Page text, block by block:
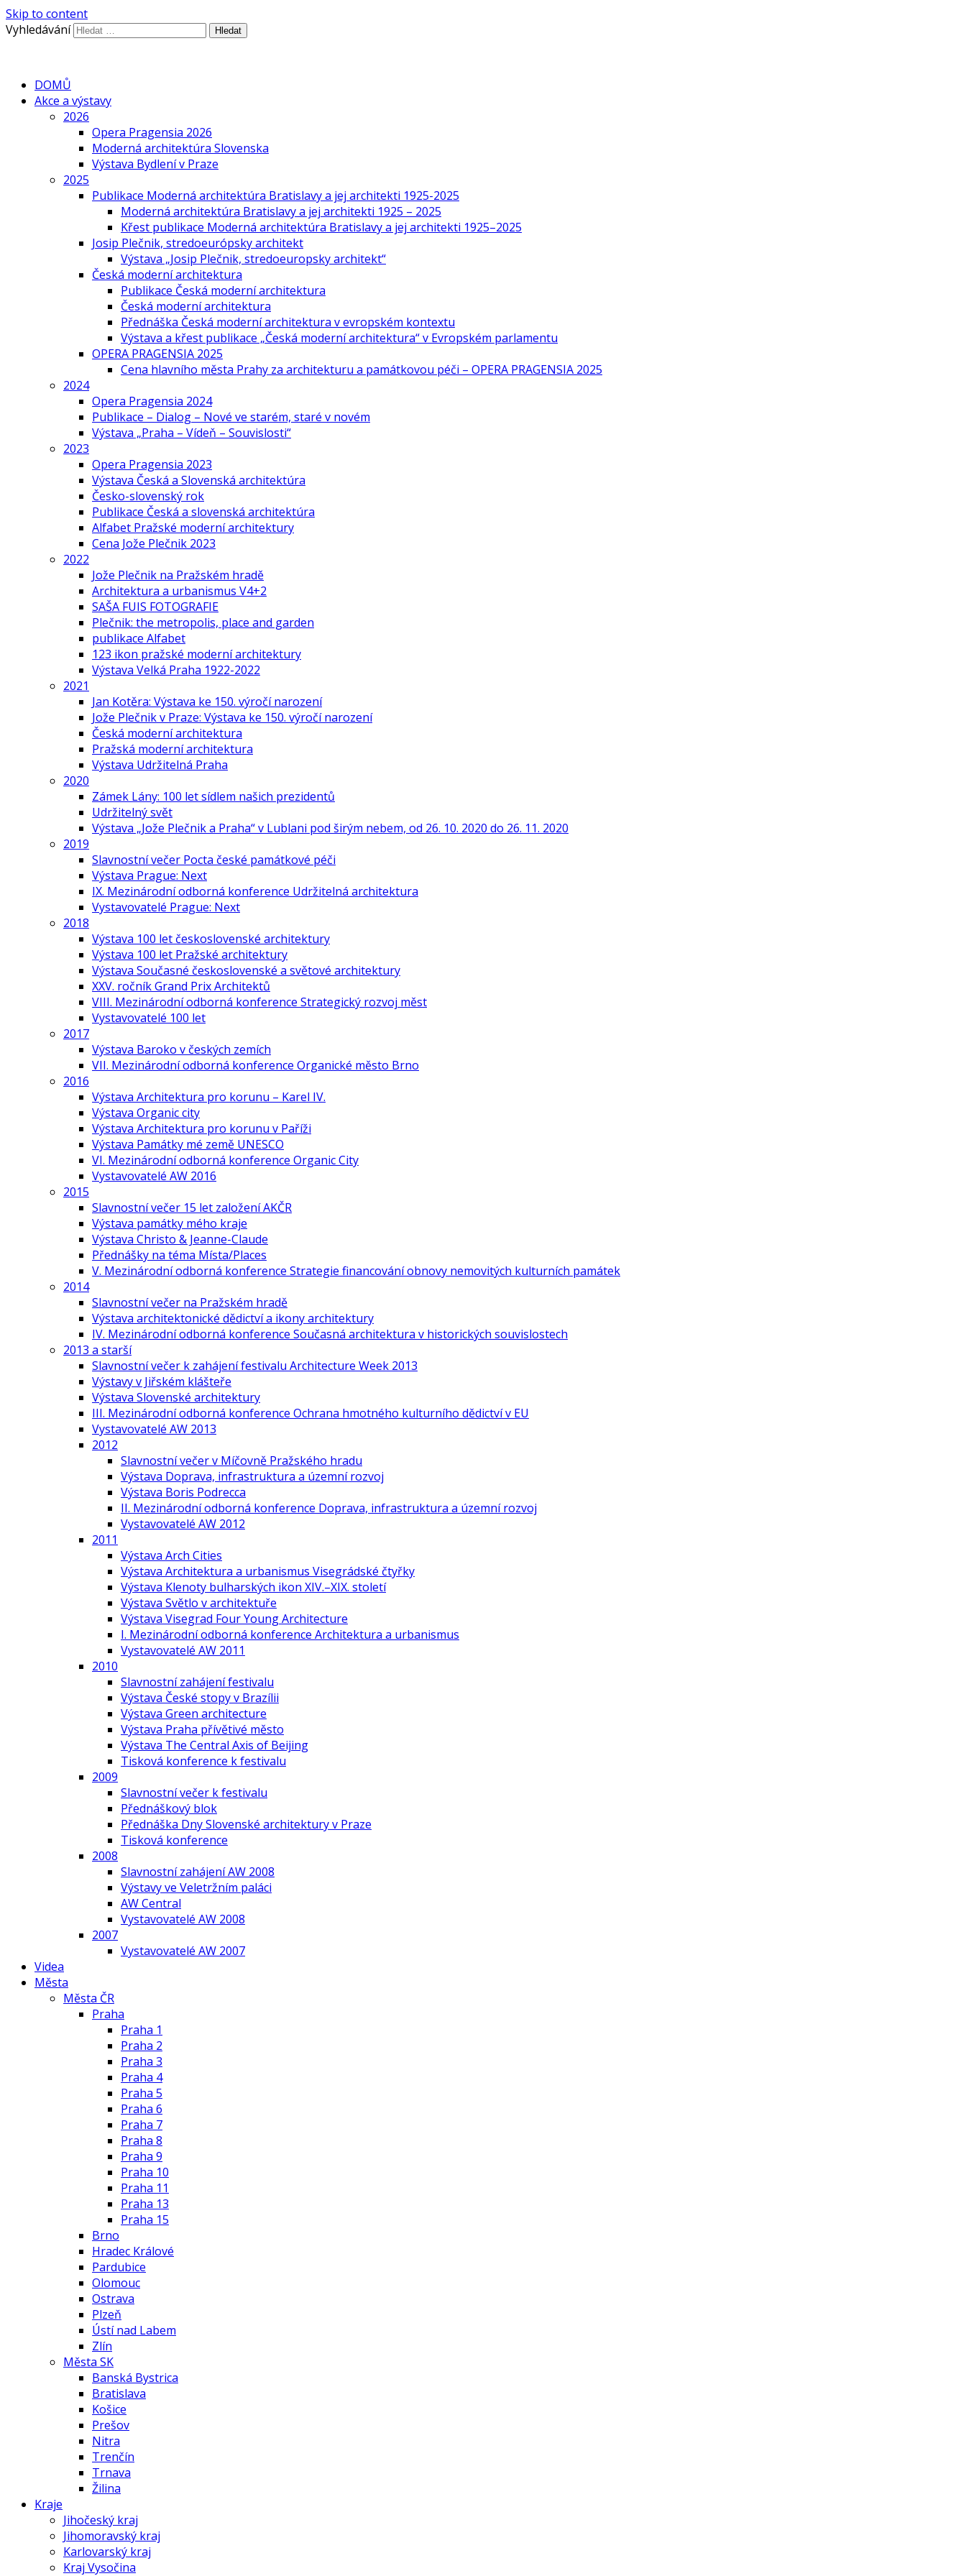
Skip to content
Vyhledávání
DOMŮ
Akce a výstavy
2026
Opera Pragensia 2026
Moderná architektúra Slovenska
Výstava Bydlení v Praze
2025
Publikace Moderná architektúra Bratislavy a jej architekti 1925-2025
Moderná architektúra Bratislavy a jej architekti 1925 – 2025
Křest publikace Moderná architektúra Bratislavy a jej architekti 1925–2025
Josip Plečnik, stredoeurópsky architekt
Výstava „Josip Plečnik, stredoeuropsky architekt“
Česká moderní architektura
Publikace Česká moderní architektura
Česká moderní architektura
Přednáška Česká moderní architektura v evropském kontextu
Výstava a křest publikace „Česká moderní architektura“ v Evropském parlamentu
OPERA PRAGENSIA 2025
Cena hlavního města Prahy za architekturu a památkovou péči – OPERA PRAGENSIA 2025
2024
Opera Pragensia 2024
Publikace – Dialog – Nové ve starém, staré v novém
Výstava „Praha – Vídeň – Souvislosti“
2023
Opera Pragensia 2023
Výstava Česká a Slovenská architektúra
Česko-slovenský rok
Publikace Česká a slovenská architektúra
Alfabet Pražské moderní architektury
Cena Jože Plečnik 2023
2022
Jože Plečnik na Pražském hradě
Architektura a urbanismus V4+2
SAŠA FUIS FOTOGRAFIE
Plečnik: the metropolis, place and garden
publikace Alfabet
123 ikon pražské moderní architektury
Výstava Velká Praha 1922-2022
2021
Jan Kotěra: Výstava ke 150. výročí narození
Jože Plečnik v Praze: Výstava ke 150. výročí narození
Česká moderní architektura
Pražská moderní architektura
Výstava Udržitelná Praha
2020
Zámek Lány: 100 let sídlem našich prezidentů
Udržitelný svět
Výstava „Jože Plečnik a Praha“ v Lublani pod širým nebem, od 26. 10. 2020 do 26. 11. 2020
2019
Slavnostní večer Pocta české památkové péči
Výstava Prague: Next
IX. Mezinárodní odborná konference Udržitelná architektura
Vystavovatelé Prague: Next
2018
Výstava 100 let československé architektury
Výstava 100 let Pražské architektury
Výstava Současné československé a světové architektury
XXV. ročník Grand Prix Architektů
VIII. Mezinárodní odborná konference Strategický rozvoj měst
Vystavovatelé 100 let
2017
Výstava Baroko v českých zemích
VII. Mezinárodní odborná konference Organické město Brno
2016
Výstava Architektura pro korunu – Karel IV.
Výstava Organic city
Výstava Architektura pro korunu v Paříži
Výstava Památky mé země UNESCO
VI. Mezinárodní odborná konference Organic City
Vystavovatelé AW 2016
2015
Slavnostní večer 15 let založení AKČR
Výstava památky mého kraje
Výstava Christo & Jeanne-Claude
Přednášky na téma Místa/Places
V. Mezinárodní odborná konference Strategie financování obnovy nemovitých kulturních památek
2014
Slavnostní večer na Pražském hradě
Výstava architektonické dědictví a ikony architektury
IV. Mezinárodní odborná konference Současná architektura v historických souvislostech
2013 a starší
Slavnostní večer k zahájení festivalu Architecture Week 2013
Výstavy v Jiřském klášteře
Výstava Slovenské architektury
III. Mezinárodní odborná konference Ochrana hmotného kulturního dědictví v EU
Vystavovatelé AW 2013
2012
Slavnostní večer v Míčovně Pražského hradu
Výstava Doprava, infrastruktura a územní rozvoj
Výstava Boris Podrecca
II. Mezinárodní odborná konference Doprava, infrastruktura a územní rozvoj
Vystavovatelé AW 2012
2011
Výstava Arch Cities
Výstava Architektura a urbanismus Visegrádské čtyřky
Výstava Klenoty bulharských ikon XIV.–XIX. století
Výstava Světlo v architektuře
Výstava Visegrad Four Young Architecture
I. Mezinárodní odborná konference Architektura a urbanismus
Vystavovatelé AW 2011
2010
Slavnostní zahájení festivalu
Výstava České stopy v Brazílii
Výstava Green architecture
Výstava Praha přívětivé město
Výstava The Central Axis of Beijing
Tisková konference k festivalu
2009
Slavnostní večer k festivalu
Přednáškový blok
Přednáška Dny Slovenské architektury v Praze
Tisková konference
2008
Slavnostní zahájení AW 2008
Výstavy ve Veletržním paláci
AW Central
Vystavovatelé AW 2008
2007
Vystavovatelé AW 2007
Videa
Města
Města ČR
Praha
Praha 1
Praha 2
Praha 3
Praha 4
Praha 5
Praha 6
Praha 7
Praha 8
Praha 9
Praha 10
Praha 11
Praha 13
Praha 15
Brno
Hradec Králové
Pardubice
Olomouc
Ostrava
Plzeň
Ústí nad Labem
Zlín
Města SK
Banská Bystrica
Bratislava
Košice
Prešov
Nitra
Trenčín
Trnava
Žilina
Kraje
Jihočeský kraj
Jihomoravský kraj
Karlovarský kraj
Kraj Vysočina